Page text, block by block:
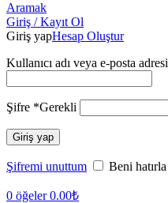
Aramak
Giriş / Kayıt Ol
Giriş yapHesap Oluştur
Kullanıcı adı veya e-posta adresi
Şifre *Gerekli
Giriş yap
Şifremi unuttum Beni hatırla
0 öğeler 0.00₺